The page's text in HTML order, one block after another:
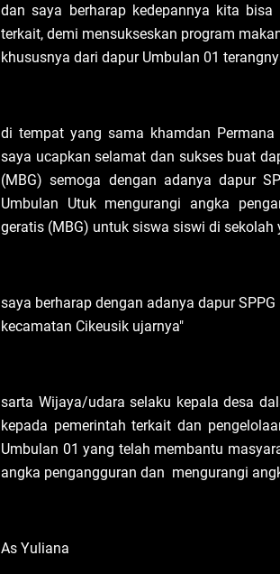
‎dan saya berharap kedepannya kita
terkait, demi mensukseskan program
khususnya dari dapur Umbulan 01
‎di tempat yang sama khamdan Permana
saya ucapkan selamat dan sukses buat
(MBG) semoga dengan adanya dapur
Umbulan Utuk mengurangi angka
geratis (MBG) untuk siswa siswi di
‎saya berharap dengan adanya dapur
kecamatan Cikeusik ujarnya"
‎sarta Wijaya/udara selaku kepala desa
kepada pemerintah terkait dan
Umbulan 01 yang telah membantu
angka pengangguran dan mengurangi
As Yuliana